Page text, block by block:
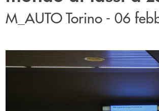
M_AUTO Torino - 06